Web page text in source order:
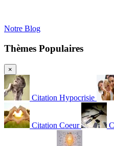
Notre Blog
Thèmes Populaires
×
Citation Hypocrisie
Citation Coeur